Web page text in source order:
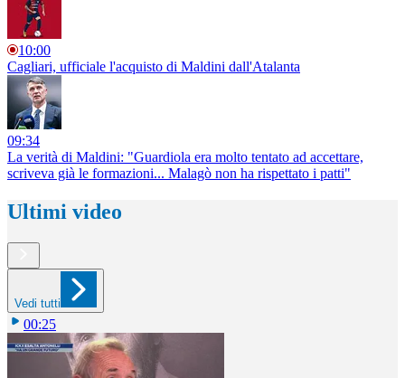
10:00
Cagliari, ufficiale l'acquisto di Maldini dall'Atalanta
09:34
La verità di Maldini: "Guardiola era molto tentato ad accettare,
scriveva già le formazioni... Malagò non ha rispettato i patti"
Ultimi video
Vedi tutti
00:25